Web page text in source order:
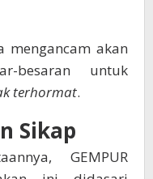
mengancam akan
besaran untuk
terhormat.
Sikap
GEMPUR